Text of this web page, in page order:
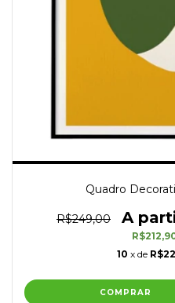
Quadro
R$249,00
10 x de
COMPRAR